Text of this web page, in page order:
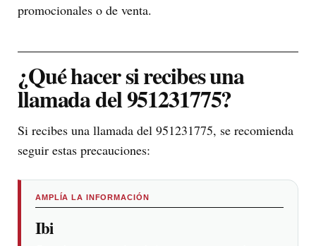
promocionales o de venta.
¿Qué hacer si recibes una
llamada del 951231775?
Si recibes una llamada del 951231775, se recomienda
seguir estas precauciones:
AMPLÍA LA INFORMACIÓN
Ibi